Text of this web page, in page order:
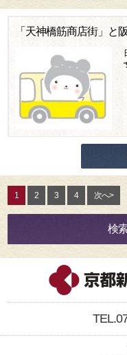
「天神橋筋商店街」と
1 2 3 4 次へ>
検